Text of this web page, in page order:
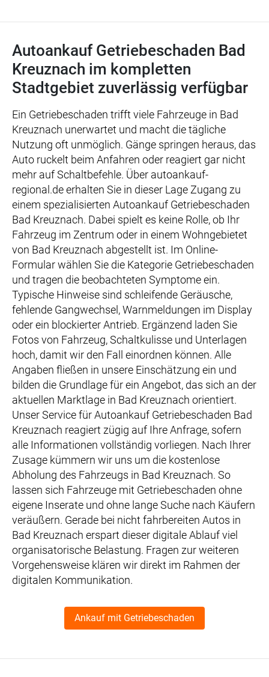
Autoankauf Getriebeschaden Bad
Kreuznach im kompletten
Stadtgebiet zuverlässig verfügbar
Ein Getriebeschaden trifft viele Fahrzeuge in Bad
Kreuznach unerwartet und macht die tägliche
Nutzung oft unmöglich. Gänge springen heraus, das
Auto ruckelt beim Anfahren oder reagiert gar nicht
mehr auf Schaltbefehle. Über autoankauf-
regional.de erhalten Sie in dieser Lage Zugang zu
einem spezialisierten Autoankauf Getriebeschaden
Bad Kreuznach. Dabei spielt es keine Rolle, ob Ihr
Fahrzeug im Zentrum oder in einem Wohngebietet
von Bad Kreuznach abgestellt ist. Im Online-
Formular wählen Sie die Kategorie Getriebeschaden
und tragen die beobachteten Symptome ein.
Typische Hinweise sind schleifende Geräusche,
fehlende Gangwechsel, Warnmeldungen im Display
oder ein blockierter Antrieb. Ergänzend laden Sie
Fotos von Fahrzeug, Schaltkulisse und Unterlagen
hoch, damit wir den Fall einordnen können. Alle
Angaben fließen in unsere Einschätzung ein und
bilden die Grundlage für ein Angebot, das sich an der
aktuellen Marktlage in Bad Kreuznach orientiert.
Unser Service für Autoankauf Getriebeschaden Bad
Kreuznach reagiert zügig auf Ihre Anfrage, sofern
alle Informationen vollständig vorliegen. Nach Ihrer
Zusage kümmern wir uns um die kostenlose
Abholung des Fahrzeugs in Bad Kreuznach. So
lassen sich Fahrzeuge mit Getriebeschaden ohne
eigene Inserate und ohne lange Suche nach Käufern
veräußern. Gerade bei nicht fahrbereiten Autos in
Bad Kreuznach erspart dieser digitale Ablauf viel
organisatorische Belastung. Fragen zur weiteren
Vorgehensweise klären wir direkt im Rahmen der
digitalen Kommunikation.
Ankauf mit Getriebeschaden